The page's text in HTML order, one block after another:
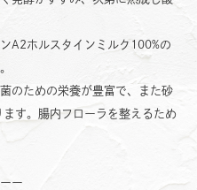
A2ホルスタインミルク100%の
のための栄養が豊富で、また砂
す。腸内フローラを整えるため
ー